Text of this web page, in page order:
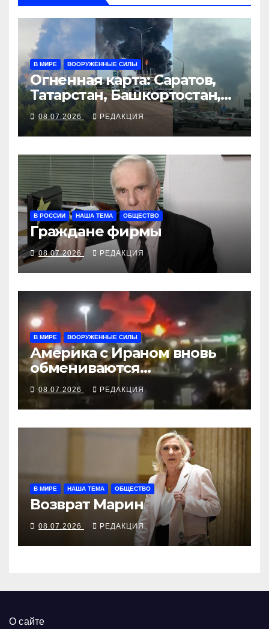
В МИРЕ ВООРУЖЁННЫЕ СИЛЫ
Огненная карта: Саратов,
Татарстан, Башкортостан,
Воронеж
08.07.2026 РЕДАКЦИЯ
В РОССИИ НАША ТЕМА ОБЩЕСТВО
Граждане фирмы
08.07.2026 РЕДАКЦИЯ
В МИРЕ ВООРУЖЁННЫЕ СИЛЫ
Америка с Ираном вновь
обмениваются
воздушными ударами
08.07.2026 РЕДАКЦИЯ
В МИРЕ НАША ТЕМА ОБЩЕСТВО
Возврат Марин
08.07.2026 РЕДАКЦИЯ
О сайте